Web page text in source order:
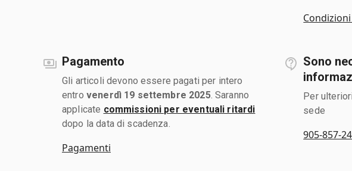
Pagamento
Gli articoli devono essere pagati per intero
entro venerdì 19 settembre 2025. Saranno
applicate commissioni per eventuali ritardi
dopo la data di scadenza.
Pagamenti
Sono
Per
sede
905-857-